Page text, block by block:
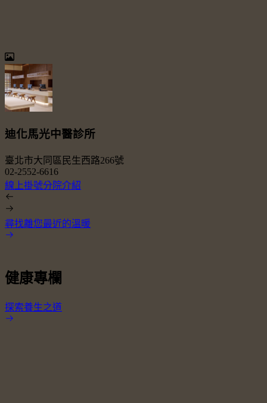
迪化馬光中醫診所
臺北市大同區民生西路266號
02-2552-6616
線上掛號分院介紹
尋找離您最近的溫暖
健康專欄
探索養生之道